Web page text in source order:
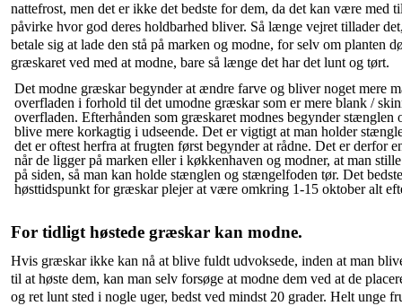
nattefrost, men det er ikke det bedste for dem, da det kan være med
påvirke hvor god deres holdbarhed bliver. Så længe vejret tillader
betale sig at lade den stå på marken og modne, for selv om planten
græskaret ved med at modne, bare så længe det har det lunt og tørt.
Det modne græskar begynder at ændre farve og bliver noget mere
overfladen i forhold til det umodne græskar som er mere blank /
overfladen. Efterhånden som græskaret modnes begynder stænglen
blive mere korkagtig i udseende. Det er vigtigt at man holder
det er oftest herfra at frugten først begynder at rådne. Det er derfor
når de ligger på marken eller i køkkenhaven og modner, at man
på siden, så man kan holde stænglen og stængelfoden tør. Det bedste
høsttidspunkt for græskar plejer at være omkring 1-15 oktober alt
For tidligt høstede græskar kan modne.
Hvis græskar ikke kan nå at blive fuldt udvoksede, inden at man
til at høste dem, kan man selv forsøge at modne dem ved at de
og ret lunt sted i nogle uger, bedst ved mindst 20 grader. Helt unge